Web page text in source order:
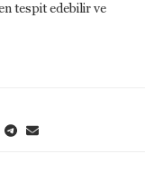
tespit edebilir ve